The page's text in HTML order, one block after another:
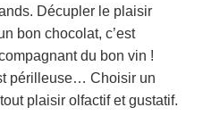
Décupler le plaisir
bon chocolat, c’est
du bon vin !
périlleuse… Choisir un
plaisir olfactif et gustatif.